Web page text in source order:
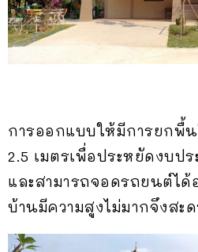
การออกแบบให้มีการยกพื้
2.5 เมตรเพื่อประหยัดงบป
และสามารถจอดรถยนต์ได้
บ้านมีความสูงไม่มากจึงสะ